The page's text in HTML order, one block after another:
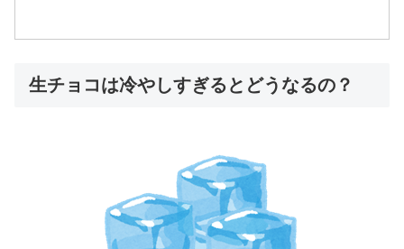
生チョコは冷やしすぎるとどうなるの？